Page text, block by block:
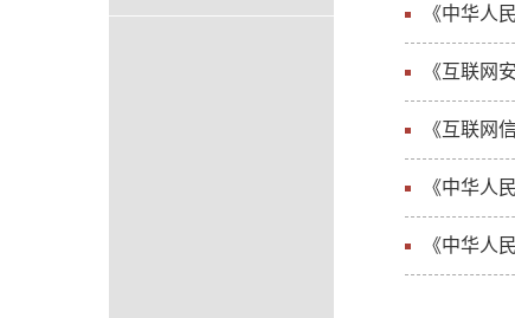
《中华人
《互联网
《互联网
《中华人
《中华人